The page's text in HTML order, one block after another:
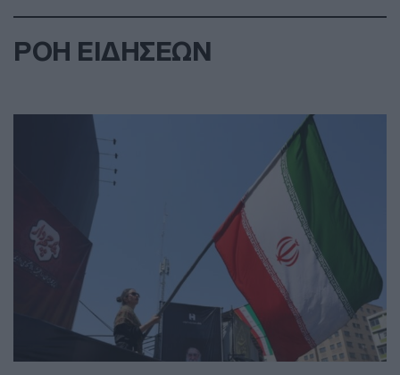
ΡΟΗ ΕΙΔΗΣΕΩΝ